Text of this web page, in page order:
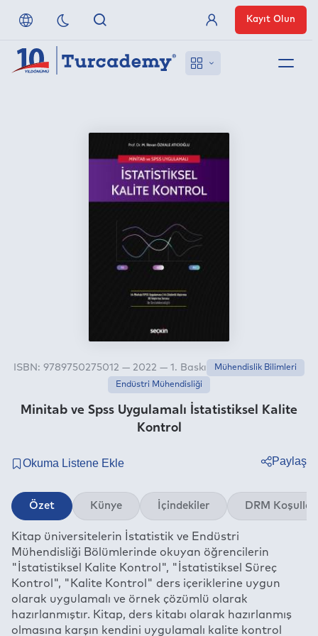
Referanslarımız
Anlaşmalı Yayınevleri
Üye Girişi
Kayıt Olun
Minitab ve Spss Uygulamalı İstatistiksel Kalite
Kontrol
ISBN: 9789750275012 — 2022 — 1. Baskı
Mühendislik Bilimleri
Endüstri Mühendisliği
Paylaş
Twitter
Linkedin
Whatsapp
E-mail
Özet Künye İçindekiler DRM Koşulları
Kitap üniversitelerin İstatistik ve Endüstri
Mühendisliği Bölümlerinde okuyan öğrencilerin
"İstatistiksel Kalite Kontrol", "İstatistiksel Süreç
Kontrol", "Kalite Kontrol" ders içeriklerine uygun
olarak uygulamalı ve örnek çözümlü olarak
hazırlanmıştır. Kitap, ders kitabı olarak hazırlanmış
olmasına karşın kendini uygulamalı kalite kontrol